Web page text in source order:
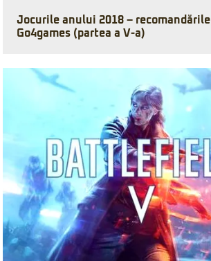
Jocurile anului 2018 – recomandările
Go4games (partea a V-a)